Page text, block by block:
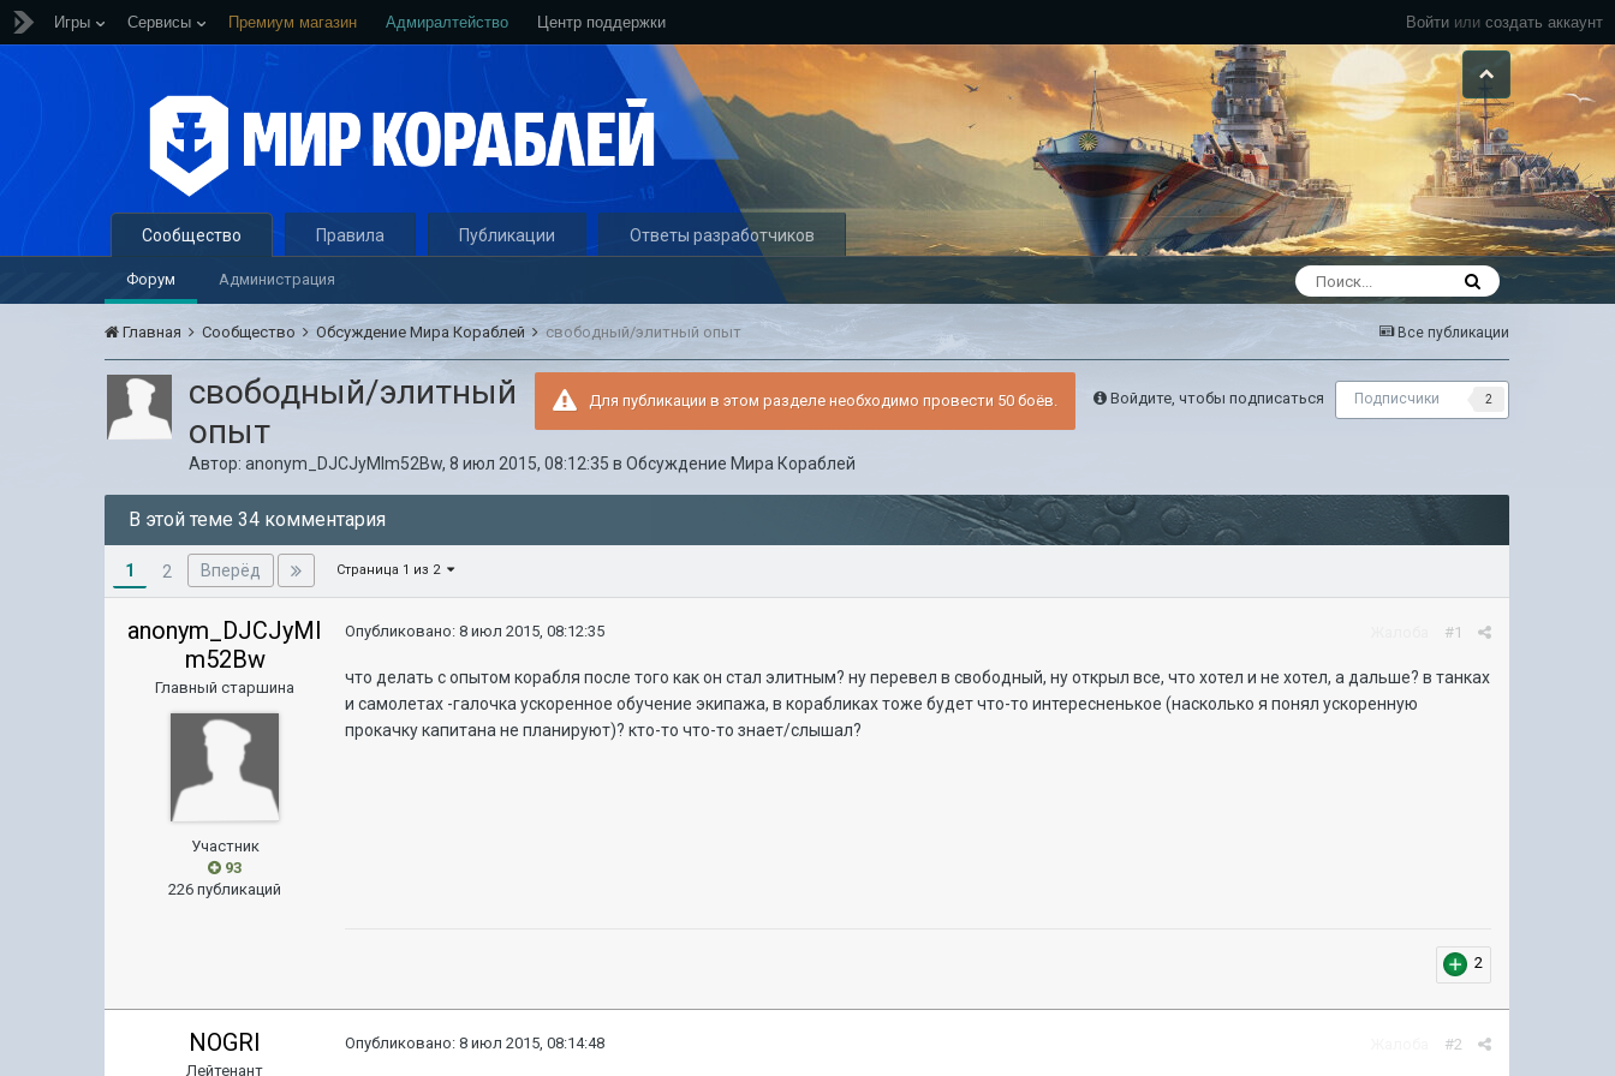
Войти или создать аккаунт
Игры Сервисы Премиум магазин Адмиралтейство Центр поддержки
Сообщество
Форум Администрация
Правила Публикации Ответы разработчиков
Все публикации
Главная Сообщество Обсуждение Мира Кораблей свободный/элитный опыт
Войдите, чтобы подписаться Подписчики 2
Для публикации в этом разделе необходимо провести 50 боёв.
свободный/элитный
опыт
Автор:anonym_DJCJyMIm52Bw,8 июл 2015, 08:12:35 вОбсуждение Мира Кораблей
В этой теме 34 комментария
1 2 Вперёд Страница 1 из 2
anonym_DJCJyMI
m52Bw
Главный старшина
Участник
93
226 публикаций
#1
Опубликовано:8 июл 2015, 08:12:35
что делать с опытом корабля после того как он стал элитным? ну перевел в свободный, ну открыл все, что хотел и не хотел, а дальше? в танках
и самолетах -галочка ускоренное обучение экипажа, в корабликах тоже будет что-то интересненькое (насколько я понял ускоренную
прокачку капитана не планируют)? кто-то что-то знает/слышал?
2
NOGRI
Лейтенант
#2
Опубликовано:8 июл 2015, 08:14:48